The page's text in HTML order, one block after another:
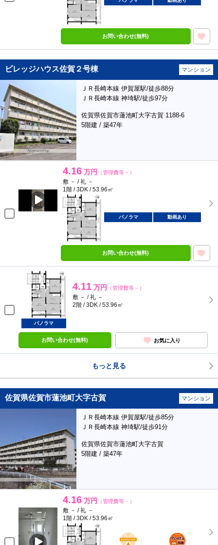
お問い合わせ(無料)
ビレッジハウス佐賀２号棟 マンション
ＪＲ長崎本線 伊賀屋駅/徒歩88分
ＪＲ長崎本線 神埼駅/徒歩97分
佐賀県佐賀市蓮池町大字古賀 1188-6
5階建 / 築47年
4.16 万円 （管理費等－）
敷 － / 礼 －
1階 / 3DK / 53.96㎡
パノラマ 動画あり
お問い合わせ(無料)
4.11 万円 （管理費等－）
敷 － / 礼 －
2階 / 3DK / 53.96㎡
パノラマ
お問い合わせ(無料) お気に入り
もっと見る
佐賀県佐賀市蓮池町大字古賀 マンション
ＪＲ長崎本線 伊賀屋駅/徒歩85分
ＪＲ長崎本線 神埼駅/徒歩91分
佐賀県佐賀市蓮池町大字古賀
5階建 / 築47年
4.16 万円 （管理費等－）
敷 － / 礼 －
1階 / 3DK / 53.96㎡
BunChinPAY
ポンタ
部屋